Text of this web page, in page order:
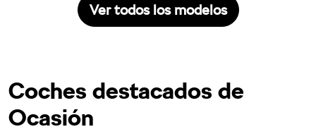
Ver todos los modelos
Coches destacados de
Ocasión